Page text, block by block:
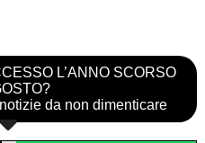
L’ANNO SCORSO
da non dimenticare